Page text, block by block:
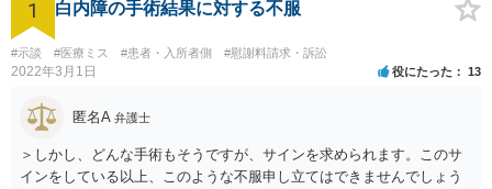
1 白内障の手術結果に対する不服
#示談 #医療ミス #患者・入所者側 #慰謝料請求・訴訟
2022年3月1日 役にたった 13
匿名A 弁護士
＞しかし、どんな手術もそうですが、サインを求められます。このサ
インをしている以上、このような不服申し立てはできませんでしょう